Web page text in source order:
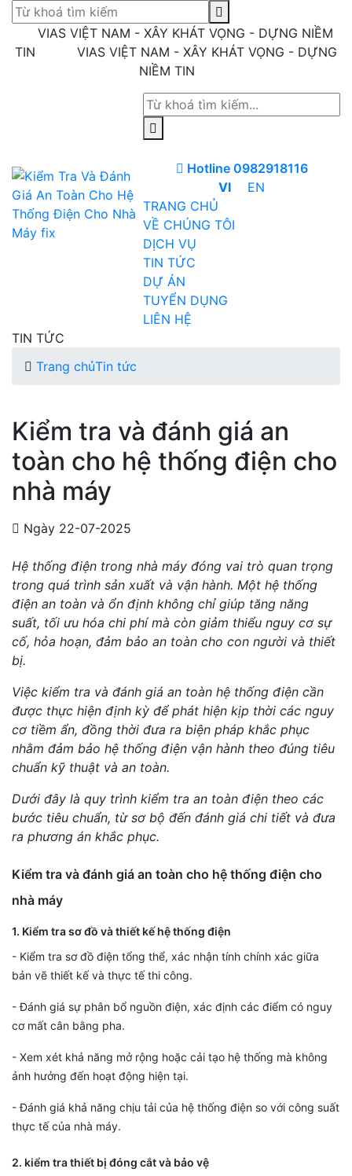
VIAS VIỆT NAM - XÂY KHÁT VỌNG - DỰNG NIỀM
TIN
VIAS VIỆT NAM - XÂY KHÁT VỌNG - DỰNG
NIỀM TIN
Hotline 0982918116
VI
EN
TRANG CHỦ
VỀ CHÚNG TÔI
DỊCH VỤ
TIN TỨC
DỰ ÁN
TUYỂN DỤNG
LIÊN HỆ
TIN TỨC
Trang chủTin tức
Kiểm tra và đánh giá an
toàn cho hệ thống điện cho
nhà máy
Ngày 22-07-2025
Hệ thống điện trong nhà máy đóng vai trò quan trọng
trong quá trình sản xuất và vận hành. Một hệ thống
điện an toàn và ổn định không chỉ giúp tăng năng
suất, tối ưu hóa chi phí mà còn giảm thiểu nguy cơ sự
cố, hỏa hoạn, đảm bảo an toàn cho con người và thiết
bị.
Việc kiểm tra và đánh giá an toàn hệ thống điện cần
được thực hiện định kỳ để phát hiện kịp thời các nguy
cơ tiềm ẩn, đồng thời đưa ra biện pháp khắc phục
nhằm đảm bảo hệ thống điện vận hành theo đúng tiêu
chuẩn kỹ thuật và an toàn.
Dưới đây là quy trình kiểm tra an toàn điện theo các
bước tiêu chuẩn, từ sơ bộ đến đánh giá chi tiết và đưa
ra phương án khắc phục.
Kiểm tra và đánh giá an toàn cho hệ thống điện cho
nhà máy
1. Kiểm tra sơ đồ và thiết kế hệ thống điện
- Kiểm tra sơ đồ điện tổng thể, xác nhận tính chính xác giữa
bản vẽ thiết kế và thực tế thi công.
- Đánh giá sự phân bổ nguồn điện, xác định các điểm có nguy
cơ mất cân bằng pha.
- Xem xét khả năng mở rộng hoặc cải tạo hệ thống mà không
ảnh hưởng đến hoạt động hiện tại.
- Đánh giá khả năng chịu tải của hệ thống điện so với công suất
thực tế của nhà máy.
2. kiểm tra thiết bị đóng cắt và bảo vệ